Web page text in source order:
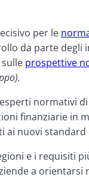
per le
da parte degli
prospettive
normativi
finanziarie in
ai nuovi
e i requisiti
a orientarsi